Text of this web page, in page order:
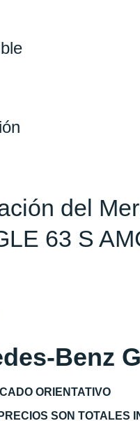
del
63 S
Benz
ORIENTATIVO
SON TOTALES